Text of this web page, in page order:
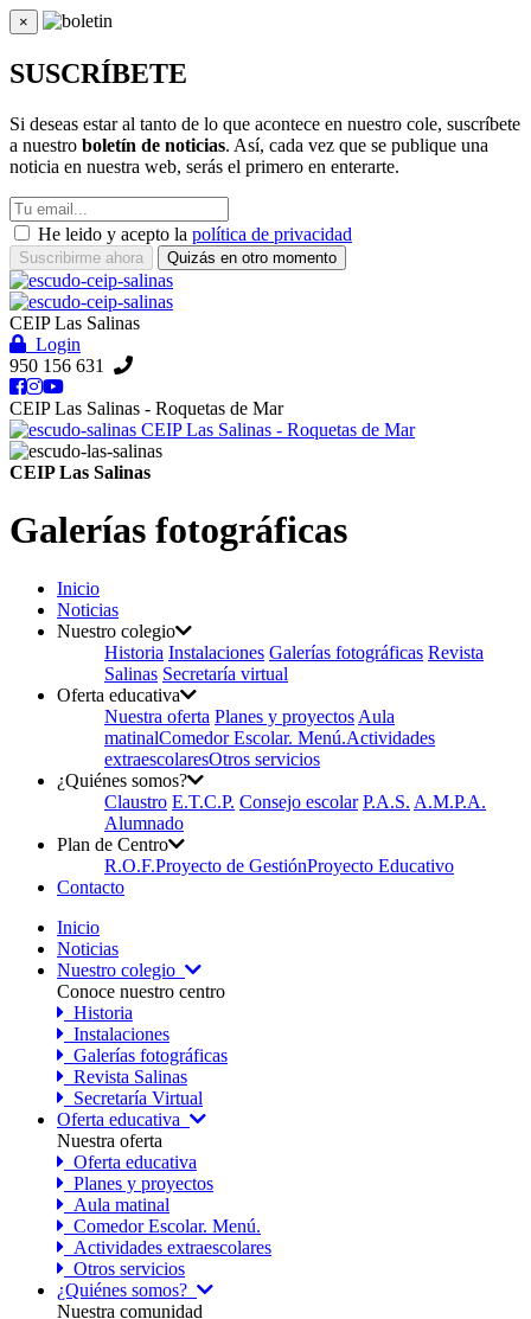
×
Cerrar
SUSCRÍBETE
Si deseas estar al tanto de lo que acontece en nuestro cole, suscríbete
a nuestro boletín de noticias. Así, cada vez que se publique una
noticia en nuestra web, serás el primero en enterarte.
He leido y acepto la política de privacidad
Suscribirme ahora Quizás en otro momento
CEIP Las Salinas
Login
950 156 631
CEIP Las Salinas - Roquetas de Mar
CEIP Las Salinas - Roquetas de Mar
CEIP Las Salinas
Galerías fotográficas
Inicio
Noticias
Nuestro colegio
Historia Instalaciones Galerías fotográficas Revista
Salinas Secretaría virtual
Oferta educativa
Nuestra oferta Planes y proyectos Aula
matinalComedor Escolar. Menú.Actividades
extraescolaresOtros servicios
¿Quiénes somos?
Claustro E.T.C.P. Consejo escolar P.A.S. A.M.P.A.
Alumnado
Plan de Centro
R.O.F.Proyecto de GestiónProyecto Educativo
Contacto
Inicio
Noticias
Nuestro colegio
Conoce nuestro centro
Historia
Instalaciones
Galerías fotográficas
Revista Salinas
Secretaría Virtual
Oferta educativa
Nuestra oferta
Oferta educativa
Planes y proyectos
Aula matinal
Comedor Escolar. Menú.
Actividades extraescolares
Otros servicios
¿Quiénes somos?
Nuestra comunidad